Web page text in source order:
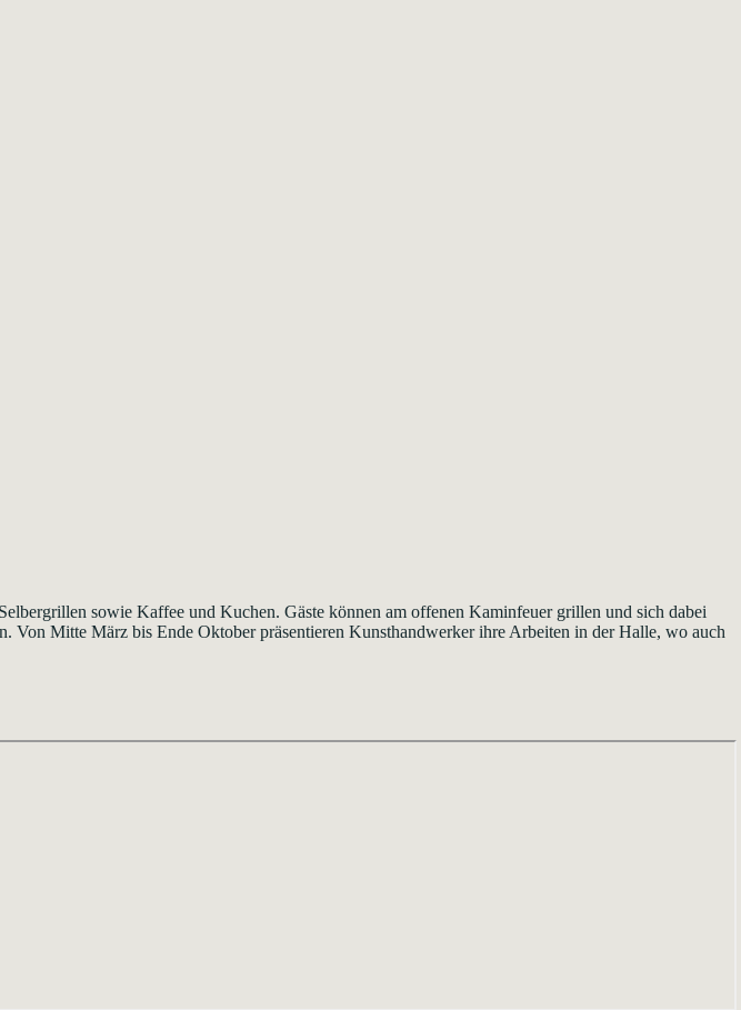
sowie Kaffee und Kuchen. Gäste können am offenen Kaminfeuer grillen und sich dabei
Von Mitte März bis Ende Oktober präsentieren Kunsthandwerker ihre Arbeiten in der Halle, wo auch